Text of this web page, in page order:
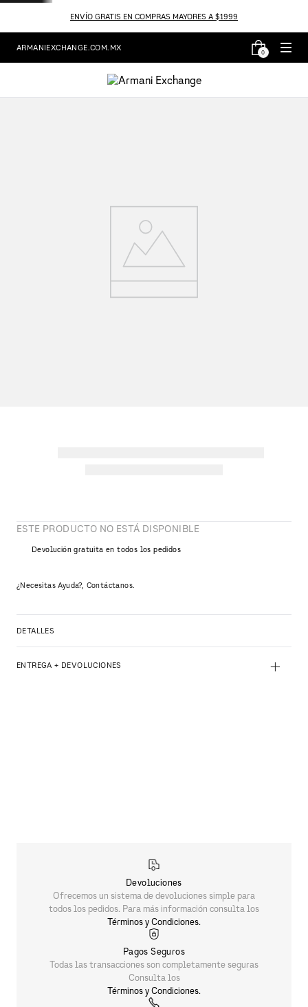
ENVÍO GRATIS EN COMPRAS MAYORES A $1999
ARMANIEXCHANGE.COM.MX 0
ESTE PRODUCTO NO ESTÁ DISPONIBLE
Devolución gratuita en todos los pedidos
¿Necesitas Ayuda?, Contáctanos.
DETALLES
ENTREGA + DEVOLUCIONES +
Devoluciones
Ofrecemos un sistema de devoluciones simple para
todos los pedidos. Para más información consulta los
Términos y Condiciones.
Pagos Seguros
Todas las transacciones son completamente seguras
Consulta los
Términos y Condiciones.